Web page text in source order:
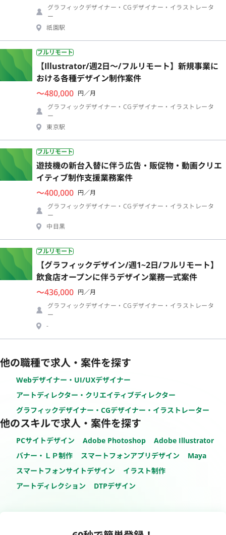
グラフィックデザイナー・CGデザイナー・イラストレータ
ー
祇園駅
フルリモート
【Illustrator/週2日〜/フルリモート】新規事業に
おける各種デザイン制作案件
〜480,000 円／月
グラフィックデザイナー・CGデザイナー・イラストレータ
ー
東京駅
フルリモート
遊技機の新台入替に伴う広告・販促物・動画クリエ
イティブ制作支援業務案件
〜400,000 円／月
グラフィックデザイナー・CGデザイナー・イラストレータ
ー
中目黒
フルリモート
【グラフィックデザイン/週1~2日/フルリモート】
飲食店オープンに伴うデザイン業務一式案件
〜436,000 円／月
グラフィックデザイナー・CGデザイナー・イラストレータ
ー
-
他の職種で求人・案件を探す
Webデザイナー・UI/UXデザイナー
アートディレクター・クリエイティブディレクター
グラフィックデザイナー・CGデザイナー・イラストレーター
他のスキルで求人・案件を探す
PCサイトデザイン Adobe Photoshop
Adobe Illustrator
バナー・ＬＰ制作
スマートフォンアプリデザイン
Maya
スマートフォンサイトデザイン
イラスト制作
アートディレクション
DTPデザイン